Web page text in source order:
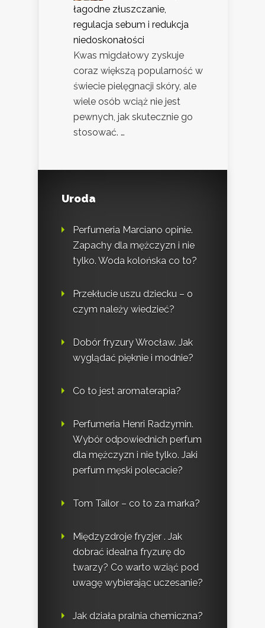
łagodne złuszczanie,
regulacja sebum i redukcja
niedoskonałości
Kwas migdałowy zyskuje
coraz większą popularność w
świecie pielęgnacji skóry, ale
wiele osób wciąż nie jest
pewnych, jak skutecznie go
stosować. …
Uroda
Perfumeria Marciano opinie.
Zapachy dla mężczyzn i nie
tylko. Woda kolońska co to?
Przekłucie uszu dziecku – o
czym należy wiedzieć?
Dobór fryzury Wrocław. Jak
wyglądać pięknie i modnie?
Co to jest aromaterapia?
Perfumeria Henri Radzymin.
Wybór odpowiednich perfum
dla mężczyzn i nie tylko. Jaki
perfum męski polecacie?
Tom Tailor – co to za marka?
Międzyzdroje fryzjer . Jak
dobrać idealna fryzurę do
twarzy? Co warto wziąć pod
uwagę wybierając uczesanie?
Jak działa pralnia chemiczna?